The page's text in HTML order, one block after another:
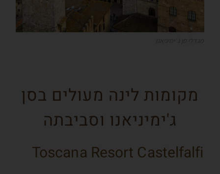
מקומות לינה מעולים בסן
ג'ימיניאנו וסביבתה
Toscana Resort Castelfalfi